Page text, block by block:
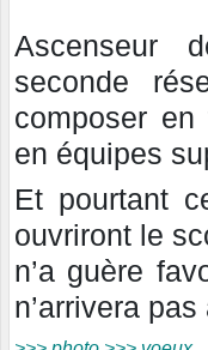
Ascenseur
seconde
composer en
en équipes
Et pourtant
ouvriront le
n’a guère
n’arrivera pas